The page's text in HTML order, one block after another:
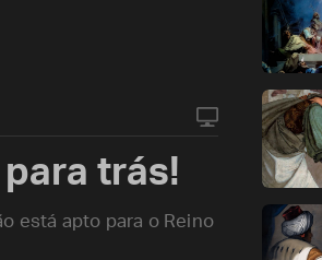
trás!
está apto para o Reino